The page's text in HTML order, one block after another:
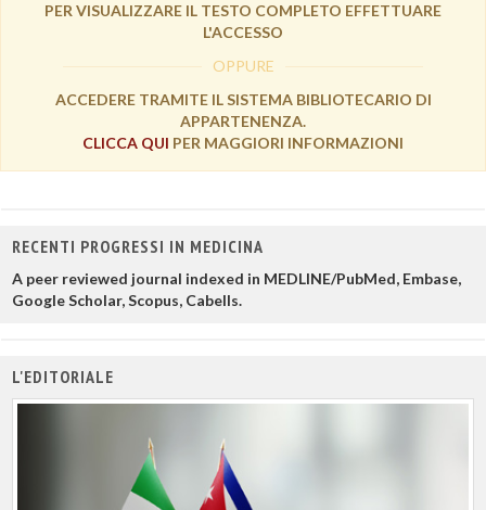
PER VISUALIZZARE IL TESTO COMPLETO EFFETTUARE
L'ACCESSO
OPPURE
ACCEDERE TRAMITE IL SISTEMA BIBLIOTECARIO DI
APPARTENENZA.
CLICCA QUI PER MAGGIORI INFORMAZIONI
RECENTI PROGRESSI IN MEDICINA
A peer reviewed journal indexed in MEDLINE/PubMed, Embase,
Google Scholar, Scopus, Cabells.
L'EDITORIALE